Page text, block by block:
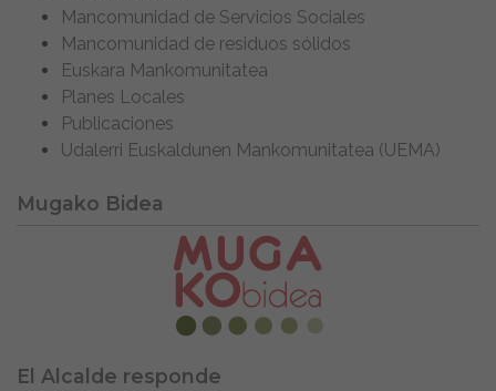
Mancomunidad de Servicios Sociales
Mancomunidad de residuos sólidos
Euskara Mankomunitatea
Planes Locales
Publicaciones
Udalerri Euskaldunen Mankomunitatea (UEMA)
Mugako Bidea
El Alcalde responde